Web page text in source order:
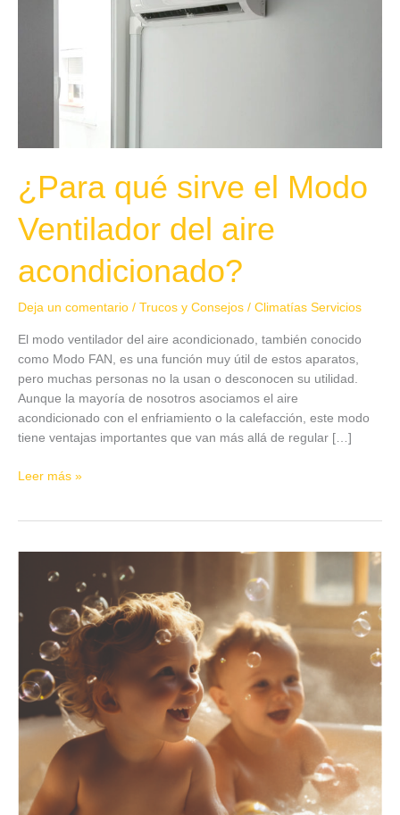
¿Para qué sirve el Modo
Ventilador del aire
acondicionado?
Deja un comentario / Trucos y Consejos / Climatías Servicios
El modo ventilador del aire acondicionado, también conocido
como Modo FAN, es una función muy útil de estos aparatos,
pero muchas personas no la usan o desconocen su utilidad.
Aunque la mayoría de nosotros asociamos el aire
acondicionado con el enfriamiento o la calefacción, este modo
tiene ventajas importantes que van más allá de regular […]
Leer más »
aerotérmicos
ACS:
agua
caliente
eficiente
y
sostenible